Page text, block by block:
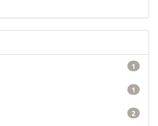
1
1
2